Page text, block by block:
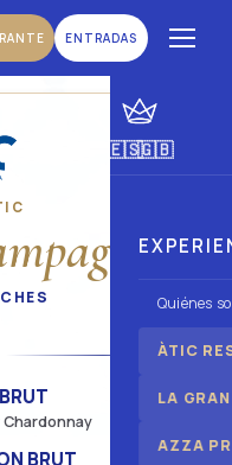
ENTRADAS
🇪🇸
Español
|🇬🇧
Inglés
Quiénes
ÀTIC
LA
AZZA
56€
Chardonnay
BRUT 50€